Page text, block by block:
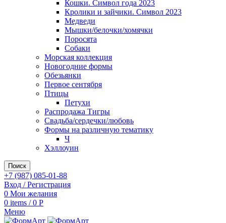
Кошки. Символ года 2023
Кролики и зайчики. Символ 2023
Медведи
Мышки/белочки/хомячки
Поросята
Собаки
Морская коллекция
Новогодние формы
Обезьянки
Первое сентября
Птицы
Петухи
Распродажа Тигры
Свадьба/сердечки/любовь
Формы на различную тематику
Ч
Хэллоуин
Поиск
+7 (987) 085-01-88
Вход / Регистрация
0 Мои желания
0 items / 0 Р
Меню